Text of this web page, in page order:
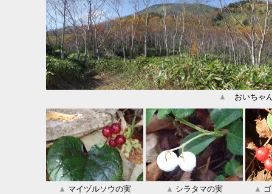
▲ おいちゃ
▲ マイヅルソウの実 ▲ シラタマの実 ▲